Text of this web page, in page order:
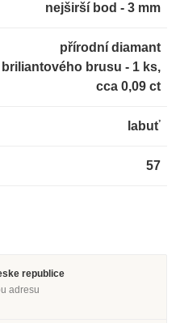
nejširší bod - 3 mm
přírodní diamant
briliantového brusu - 1 ks,
cca 0,09 ct
labuť
57
republice
adresu